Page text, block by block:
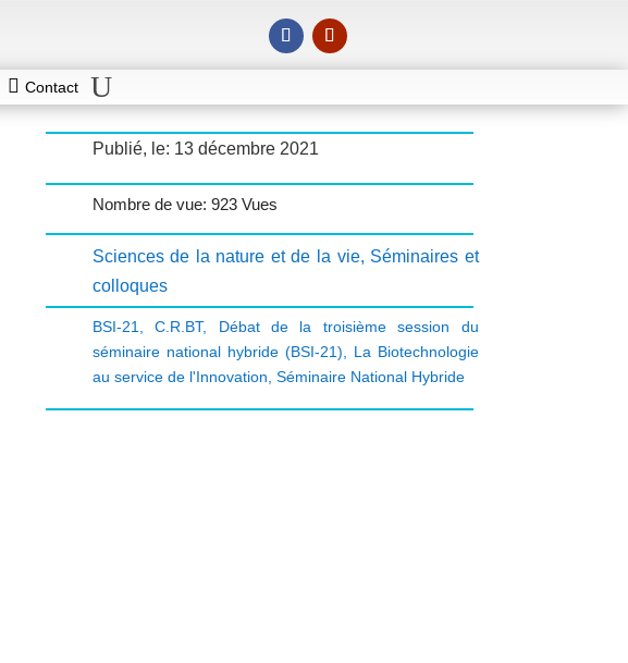
Contact
Publié, le: 13 décembre 2021
Nombre de vue: 923 Vues
Sciences de la nature et de la vie, Séminaires et
colloques
BSI-21,C.R.BT, Débat de la troisième session du
séminaire national hybride (BSI-21), La Biotechnologie
au service de l'Innovation, Séminaire National Hybride